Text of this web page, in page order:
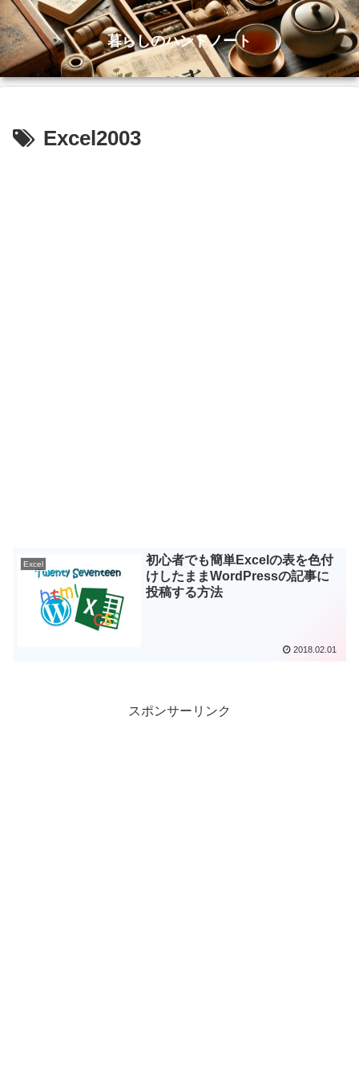
暮らしのハンドノート
Excel2003
Excel
初心者でも簡単Excelの表を色付
けしたままWordPressの記事に
投稿する方法
2018.02.01
スポンサーリンク